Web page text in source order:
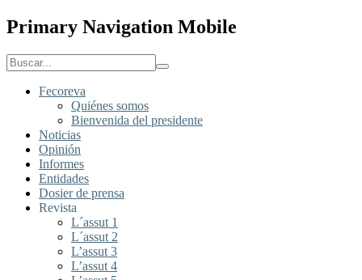
Primary Navigation Mobile
Fecoreva
Quiénes somos
Bienvenida del presidente
Noticias
Opinión
Informes
Entidades
Dosier de prensa
Revista
L´assut 1
L´assut 2
L’assut 3
L’assut 4